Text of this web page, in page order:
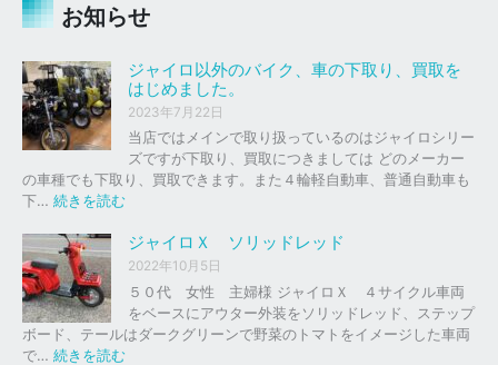
お知らせ
ジャイロ以外のバイク、車の下取り、買取を
はじめました。
2023年7月22日
当店ではメインで取り扱っているのはジャイロシリー
ズですが下取り、買取につきましては どのメーカー
の車種でも下取り、買取できます。また４輪軽自動車、普通自動車も
下… 続きを読む
ャ
イ
ロ
以
外
の
ジャイロＸ ソリッドレッド
2022年10月5日
５０代 女性 主婦様 ジャイロＸ ４サイクル車両
をベースにアウター外装をソリッドレッド、ステップ
ボード、テールはダークグリーンで野菜のトマトをイメージした車両
で… 続きを読む